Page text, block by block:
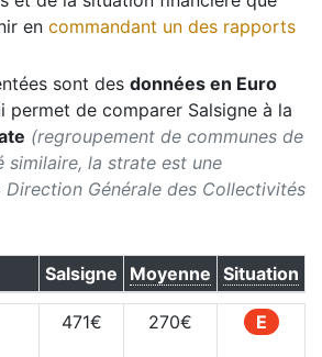
en commandant un des rapports
sont des données en Euro
permet de comparer Salsigne à la
(regroupement de communes de
la strate est une
Générale des Collectivités
Salsigne Moyenne Situation
471€ 270€ E